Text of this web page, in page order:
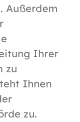
Außerdem
Ihrer
zu
Ihnen
zu.